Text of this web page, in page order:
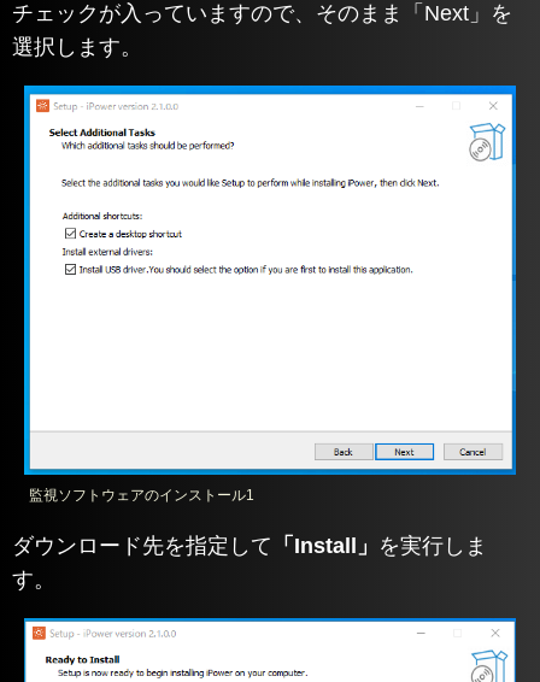
チェックが入っていますので、そのまま「Next」を
選択します。
監視ソフトウェアのインストール1
ダウンロード先を指定して 「Install」 を実行しま
す。